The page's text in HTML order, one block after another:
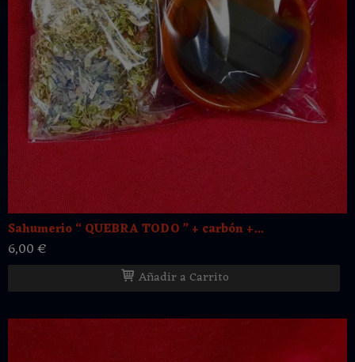
Sahumerio “ QUEBRA TODO ” + carbón +...
6,00 €
Añadir a Carrito